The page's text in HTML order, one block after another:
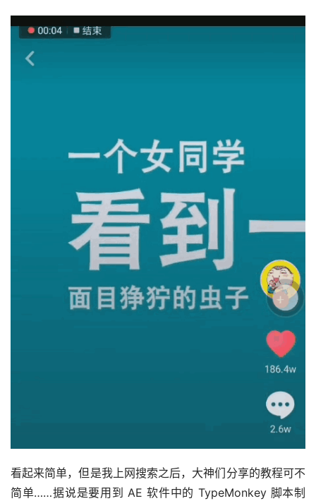
看起来简单，但是我上网搜索之后，大神们分享的教程可不
简单……据说是要用到 AE 软件中的 TypeMonkey 脚本制